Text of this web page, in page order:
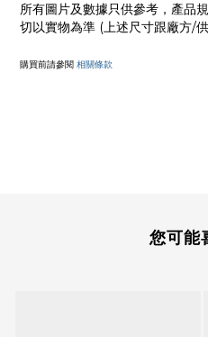
所有圖片及數據只供參考，產品
切以實物為準 (上述尺寸跟廠方/
購買前請參閱 相關條款
您可能